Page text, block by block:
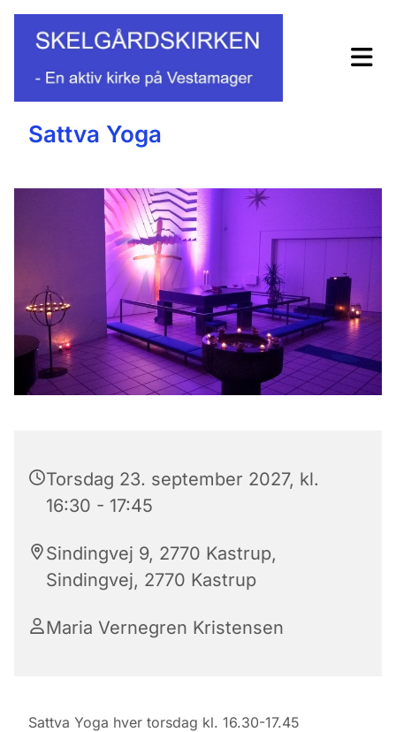
Sattva Yoga
Torsdag 23. september 2027, kl.
16:30 - 17:45
Sindingvej 9, 2770 Kastrup,
Sindingvej, 2770 Kastrup
Maria Vernegren Kristensen
Sattva Yoga hver torsdag kl. 16.30-17.45